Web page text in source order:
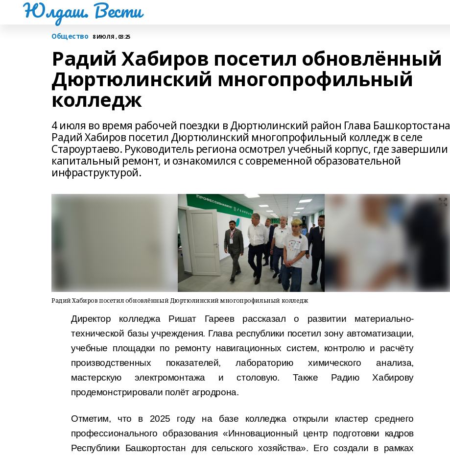
Юлдаш. Вести
Общество 8 ИЮЛЯ , 03:25
Радий Хабиров посетил обновлённый
Дюртюлинский многопрофильный
колледж
4 июля во время рабочей поездки в Дюртюлинский район Глава Башкортостана
Радий Хабиров посетил Дюртюлинский многопрофильный колледж в селе
Староуртаево. Руководитель региона осмотрел учебный корпус, где завершили
капитальный ремонт, и ознакомился с современной образовательной
инфраструктурой.
Радий Хабиров посетил обновлённый Дюртюлинский многопрофильный колледж
Директор колледжа Ришат Гареев рассказал о развитии материально-
технической базы учреждения. Глава республики посетил зону автоматизации,
учебные площадки по ремонту навигационных систем, контролю и расчёту
производственных показателей, лабораторию химического анализа,
мастерскую электромонтажа и столовую. Также Радию Хабирову
продемонстрировали полёт агродрона.
Отметим, что в 2025 году на базе колледжа открыли кластер среднего
профессионального образования «Инновационный центр подготовки кадров
Республики Башкортостан для сельского хозяйства». Его создали в рамках